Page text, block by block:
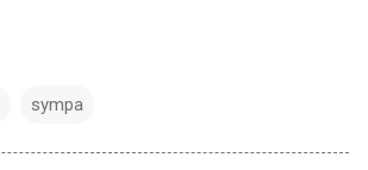
sympa